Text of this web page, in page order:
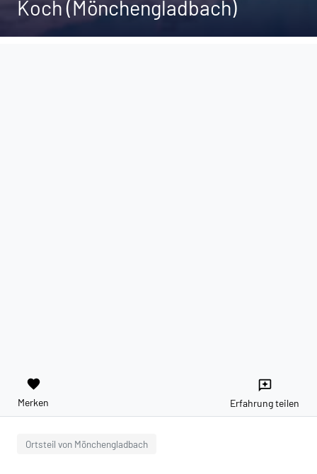
Koch (Mönchengladbach)
favorite
Merken
reviews
Erfahrung teilen
Ortsteil von Mönchengladbach